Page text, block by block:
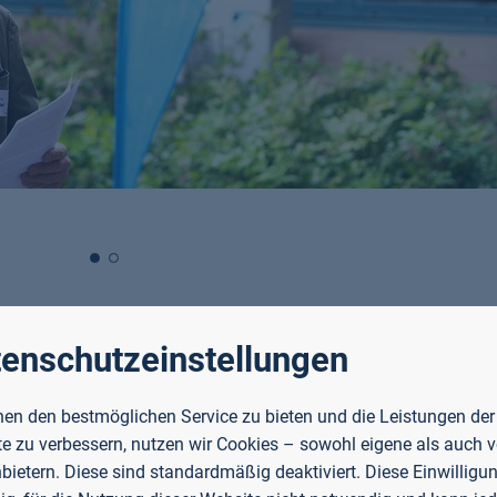
eine neue Team-Challenge, die das Motto
und -vertreter traten in gemischten Teams
z. B. Zeitungen, Strohhalmen oder
den bestmöglichen Service zu bieten und die Leistungen der
zu verbessern, nutzen wir Cookies – sowohl eigene als auch
Diese sind standardmäßig deaktiviert. Diese